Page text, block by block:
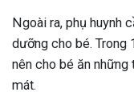
Ngoài ra, phụ huynh
dưỡng cho bé. Trong
nên cho bé ăn
mát.